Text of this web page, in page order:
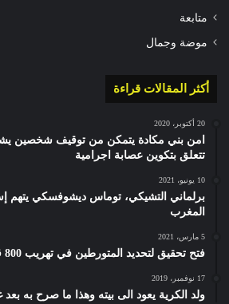
متابعة
موضة وجمال
أكثر المقالات قراءة
20 أكتوبر، 2020
امن بني مكادة يتمكن من توقيف شخصين
تتعلق بتكوين عصابة اجرامية
10 يونيو، 2021
برلماني التشيكي، توماس ديشوفسكي يتهم
المغرب
5 مارس، 2021
فتح تحقيق لتحديد المتورطين في تهريب 800 قرص طبي مخدر بطنجة
17 نوفمبر، 2019
ولد الكرية يعود الى بيته وهذا ما صرح به